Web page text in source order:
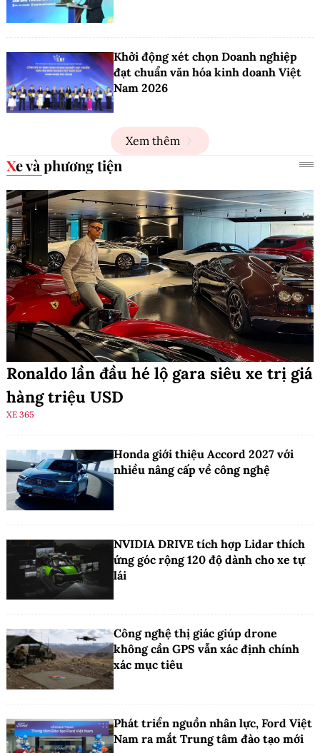
Khởi động xét chọn Doanh nghiệp
đạt chuẩn văn hóa kinh doanh Việt
Nam 2026
Xem thêm
Xe và phương tiện
Ronaldo lần đầu hé lộ gara siêu xe trị giá
hàng triệu USD
XE 365
Honda giới thiệu Accord 2027 với
nhiều nâng cấp về công nghệ
NVIDIA DRIVE tích hợp Lidar thích
ứng góc rộng 120 độ dành cho xe tự
lái
Công nghệ thị giác giúp drone
không cần GPS vẫn xác định chính
xác mục tiêu
Phát triển nguồn nhân lực, Ford Việt
Nam ra mắt Trung tâm đào tạo mới